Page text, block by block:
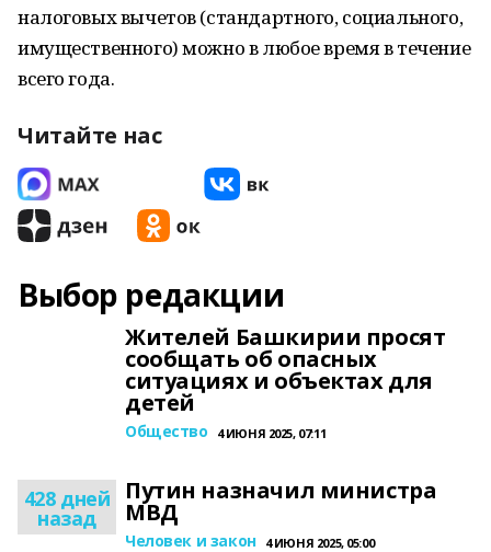
налоговых вычетов (стандартного, социального,
имущественного) можно в любое время в течение
всего года.
Читайте нас
Выбор редакции
Жителей Башкирии просят
сообщать об опасных
ситуациях и объектах для
детей
Общество 4 ИЮНЯ 2025, 07:11
428 дней
назад
Путин назначил министра
МВД
Человек и закон 4 ИЮНЯ 2025, 05:00